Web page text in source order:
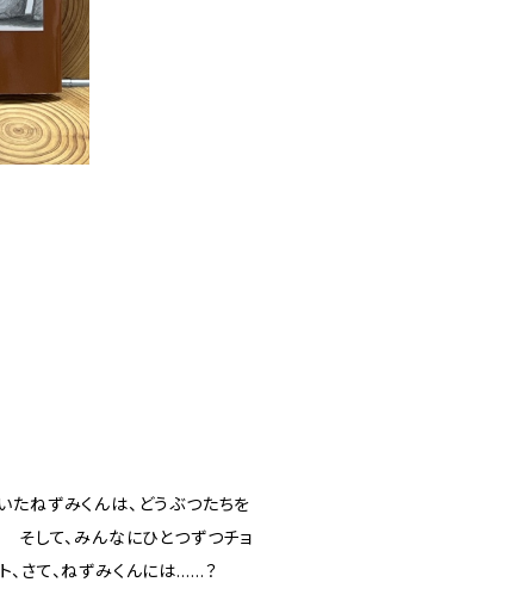
たねずみくんは、どうぶつたちを
そして、みんなにひとつずつチョ
、さて、ねずみくんには……？